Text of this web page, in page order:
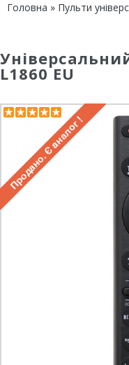
Головна » Пульти
L1860 EU